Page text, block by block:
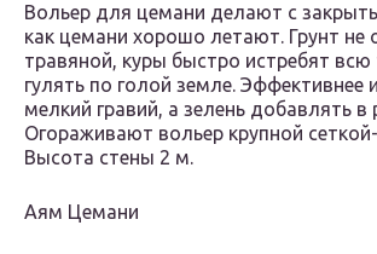
Вольер для цемани делают с
как цемани хорошо летают. Грунт не
травяной, куры быстро истребят всю
гулять по голой земле. Эффективнее
мелкий гравий, а зелень добавлять в
Огораживают вольер крупной
Высота стены 2 м.
Аям Цемани